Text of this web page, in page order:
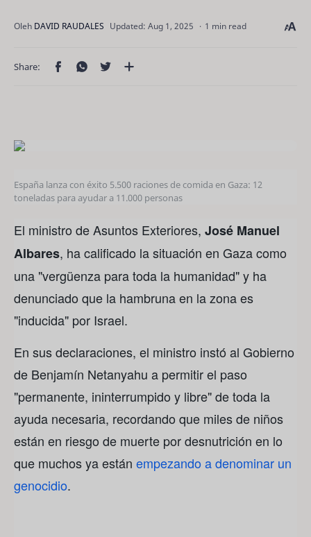
1 min read
España lanza con éxito 5.500 raciones de comida en Gaza: 12
toneladas para ayudar a 11.000 personas
El ministro de Asuntos Exteriores, José Manuel
Albares, ha calificado la situación en Gaza como
una "vergüenza para toda la humanidad" y ha
denunciado que la hambruna en la zona es
"inducida" por Israel.
En sus declaraciones, el ministro instó al Gobierno
de Benjamín Netanyahu a permitir el paso
"permanente, ininterrumpido y libre" de toda la
ayuda necesaria, recordando que miles de niños
están en riesgo de muerte por desnutrición en lo
que muchos ya están empezando a denominar un
genocidio.